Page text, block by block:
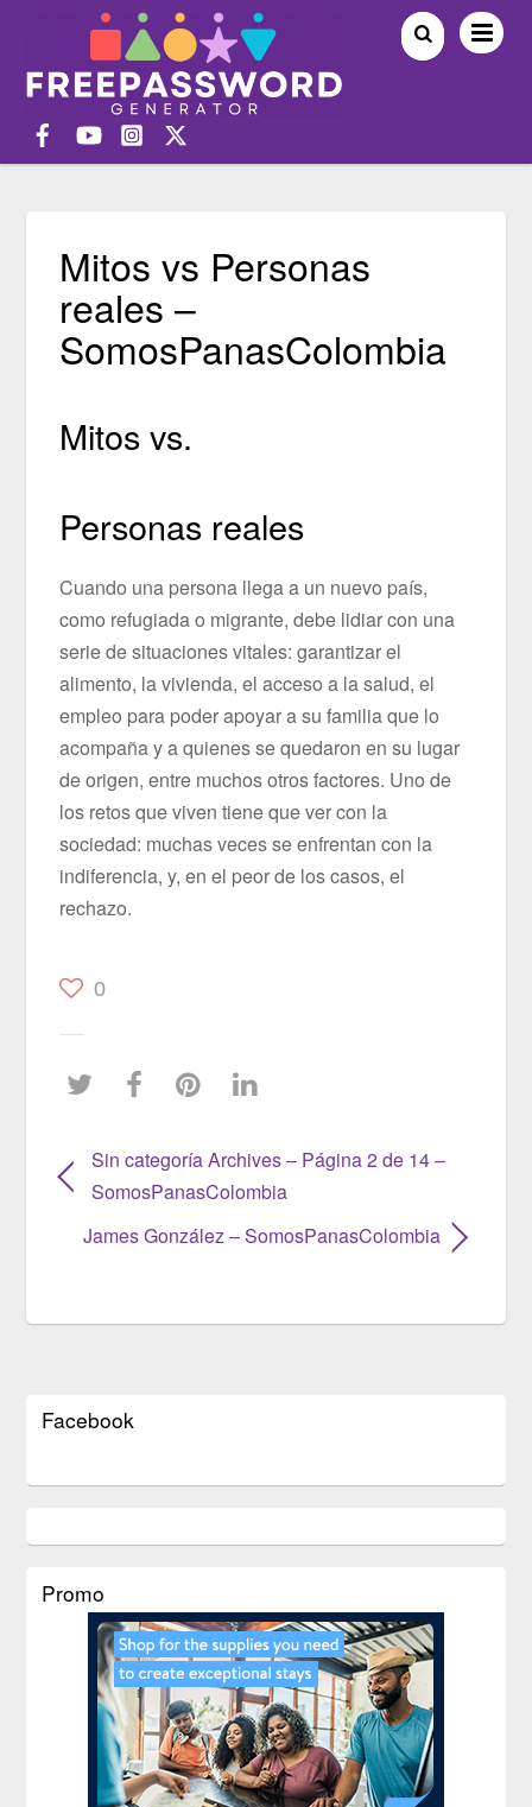
Mitos vs Personas
reales –
SomosPanasColombia
Mitos vs.
Personas reales
Cuando una persona llega a un nuevo país,
como refugiada o migrante, debe lidiar con una
serie de situaciones vitales: garantizar el
alimento, la vivienda, el acceso a la salud, el
empleo para poder apoyar a su familia que lo
acompaña y a quienes se quedaron en su lugar
de origen, entre muchos otros factores. Uno de
los retos que viven tiene que ver con la
sociedad: muchas veces se enfrentan con la
indiferencia, y, en el peor de los casos, el
rechazo.
0
Sin categoría Archives – Página 2 de 14 –
SomosPanasColombia
James González – SomosPanasColombia
Facebook
Promo